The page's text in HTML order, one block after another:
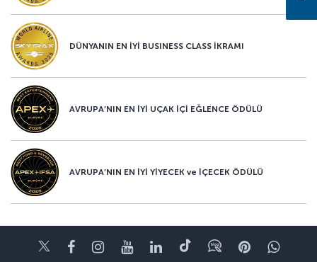
DÜNYANIN EN İYİ BUSINESS CLASS İKRAMI
AVRUPA’NIN EN İYİ UÇAK İÇİ EĞLENCE ÖDÜLÜ
AVRUPA’NIN EN İYİ YİYECEK ve İÇECEK ÖDÜLÜ
TwitterFacebookInstagram
YoutubeLinkedIn
TiktokBlogPinterest